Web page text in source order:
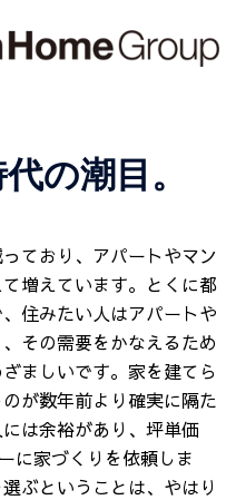
の潮目。
ており、アパートやマン
増えています。とくに都
住みたい人はアパートや
その需要をかなえるため
ましいです。家を建てら
が数年前より確実に隔た
は余裕があり、坪単価
に家づくりを依頼しま
ぶということは、やはり